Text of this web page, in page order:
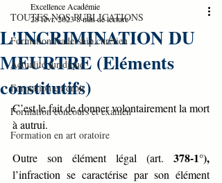
TOUTES NOS PUBLICATIONS
Formation leadership chrétien
Actualité juridique
Formation en droit
Formation concours et examen
Formation en art oratoire
L'INCRIMINATION DU
MEURTRE (Eléments
constitutifs)
Excellence Académie
28 févr. 20238 min de lecture
C’est le fait de donner volontairement la mort
à autrui.
Outre son élément légal (art. 378-1°),
l’infraction se caractérise par son élément